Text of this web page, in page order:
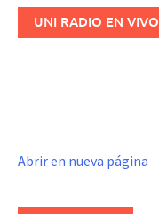
UNI RADIO EN VIVO
Abrir en nueva página